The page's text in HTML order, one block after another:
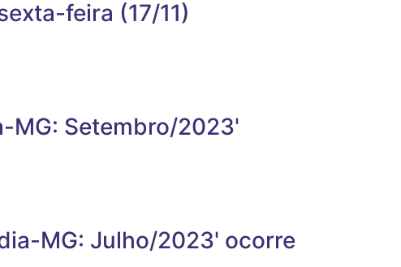
feira (17/11)
MG: Setembro/2023'
MG: Julho/2023' ocorre